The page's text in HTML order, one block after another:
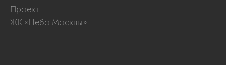
Проект:
ЖК «Небо Москвы»